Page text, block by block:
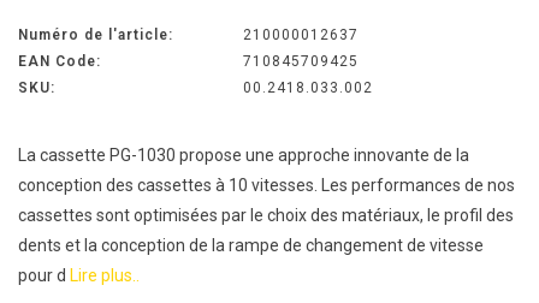
Numéro de l'article:
210000012637
EAN Code:
710845709425
SKU:
00.2418.033.002
La cassette PG-1030 propose une approche innovante de la
conception des cassettes à 10 vitesses. Les performances de nos
cassettes sont optimisées par le choix des matériaux, le profil des
dents et la conception de la rampe de changement de vitesse
pour d Lire plus..